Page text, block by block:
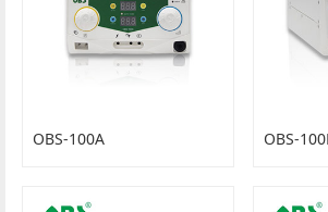
OBS-100A OBS-